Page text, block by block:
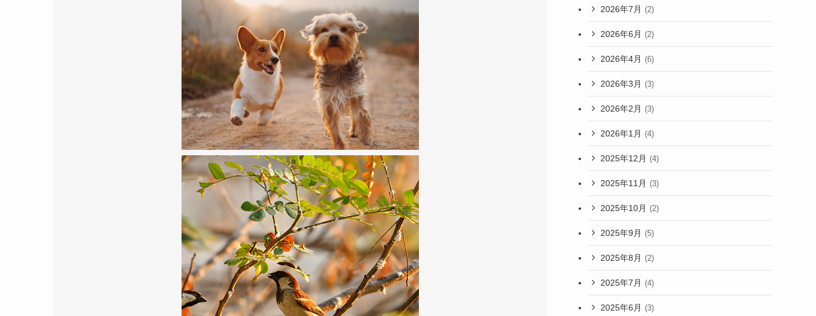
2026年7月 (2)
2026年6月 (2)
2026年4月 (6)
2026年3月 (3)
2026年2月 (3)
2026年1月 (4)
2025年12月 (4)
2025年11月 (3)
2025年10月 (2)
2025年9月 (5)
2025年8月 (2)
2025年7月 (4)
2025年6月 (3)